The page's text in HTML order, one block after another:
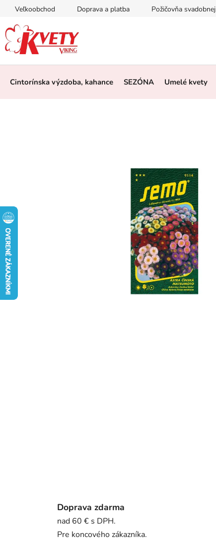
Prejsť
obsah
Veľkoobchod Doprava a platba Požičovňa
Cintorínska výzdoba, kahance SEZÓNA Umelé kvety
Doprava zdarma
nad 60 € s DPH.
Pre koncového zákazníka.